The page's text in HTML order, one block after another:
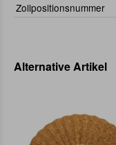
Zollpositionsnummer
Alternative Artikel